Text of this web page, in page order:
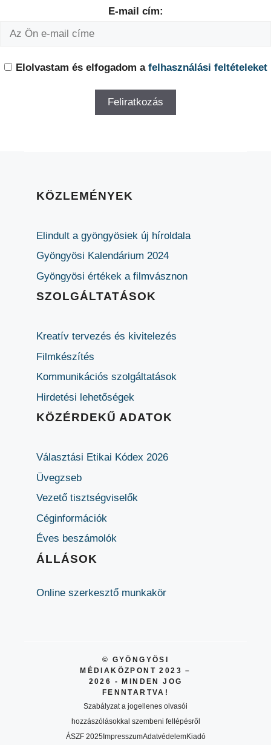
E-mail cím:
Elolvastam és elfogadom a felhasználási feltételeket
KÖZLEMÉNYEK
Elindult a gyöngyösiek új híroldala
Gyöngyösi Kalendárium 2024
Gyöngyösi értékek a filmvásznon
SZOLGÁLTATÁSOK
Kreatív tervezés és kivitelezés
Filmkészítés
Kommunikációs szolgáltatások
Hirdetési lehetőségek
KÖZÉRDEKŰ ADATOK
Választási Etikai Kódex 2026
Üvegzseb
Vezető tisztségviselők
Céginformációk
Éves beszámolók
ÁLLÁSOK
Online szerkesztő munkakör
© GYÖNGYÖSI
MÉDIAKÖZPONT 2023 –
2026 - MINDEN JOG
FENNTARTVA!
Szabályzat a jogellenes olvasói
hozzászólásokkal szembeni fellépésről
ÁSZF 2025ImpresszumAdatvédelemKiadó